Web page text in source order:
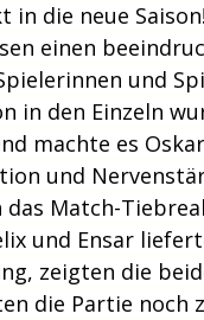
in die neue
einen
und
in den Einzeln
machte es
und
das Match-
und Ensar
zeigten die
die Partie noch